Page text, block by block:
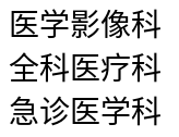
医学影像科
全科医疗科
急诊医学科